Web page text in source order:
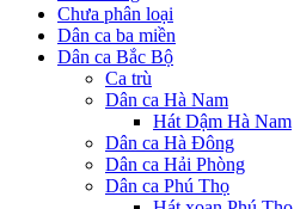
Chưa phân loại
Dân ca ba miền
Dân ca Bắc Bộ
Ca trù
Dân ca Hà Nam
Hát Dậm Hà Nam
Dân ca Hà Đông
Dân ca Hải Phòng
Dân ca Phú Thọ